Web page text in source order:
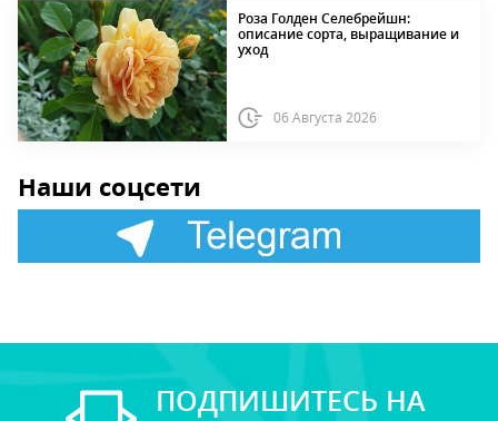
Роза Голден Селебрейшн:
описание сорта, выращивание и
уход
06 Августа 2026
Наши соцсети
ПОДПИШИТЕСЬ НА